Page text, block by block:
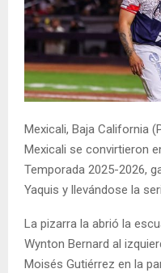
Mexicali, Baja California
Mexicali se convirtieron
Temporada 2025-2026,
Yaquis y llevándose la
La pizarra la abrió la
Wynton Bernard al
Moisés Gutiérrez en la